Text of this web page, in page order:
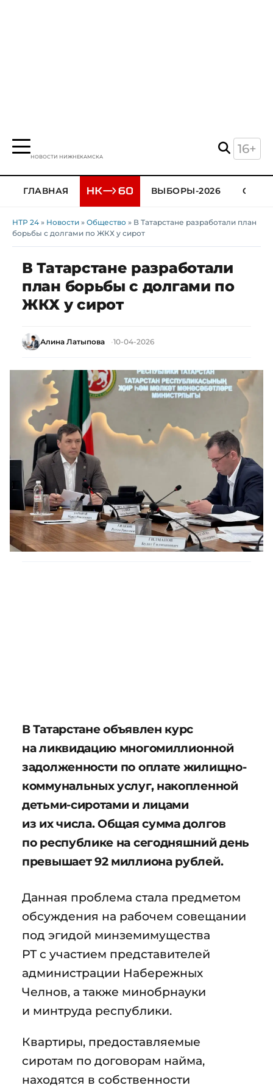
НОВОСТИ НИЖНЕКАМСКА
16+
ГЛАВНАЯ ВЫБОРЫ-2026
НТР 24 » Новости » Общество » В Татарстане разработали план
борьбы с долгами по ЖКХ у сирот
В Татарстане разработали
план борьбы с долгами по
ЖКХ у сирот
Алина Латыпова 10-04-2026
В Татарстане объявлен курс
на ликвидацию многомиллионной
задолженности по оплате жилищно-
коммунальных услуг, накопленной
детьми-сиротами и лицами
из их числа. Общая сумма долгов
по республике на сегодняшний день
превышает 92 миллиона рублей.
Данная проблема стала предметом
обсуждения на рабочем совещании
под эгидой минземимущества
РТ с участием представителей
администрации Набережных
Челнов, а также минобрнауки
и минтруда республики.
Квартиры, предоставляемые
сиротам по договорам найма,
находятся в собственности